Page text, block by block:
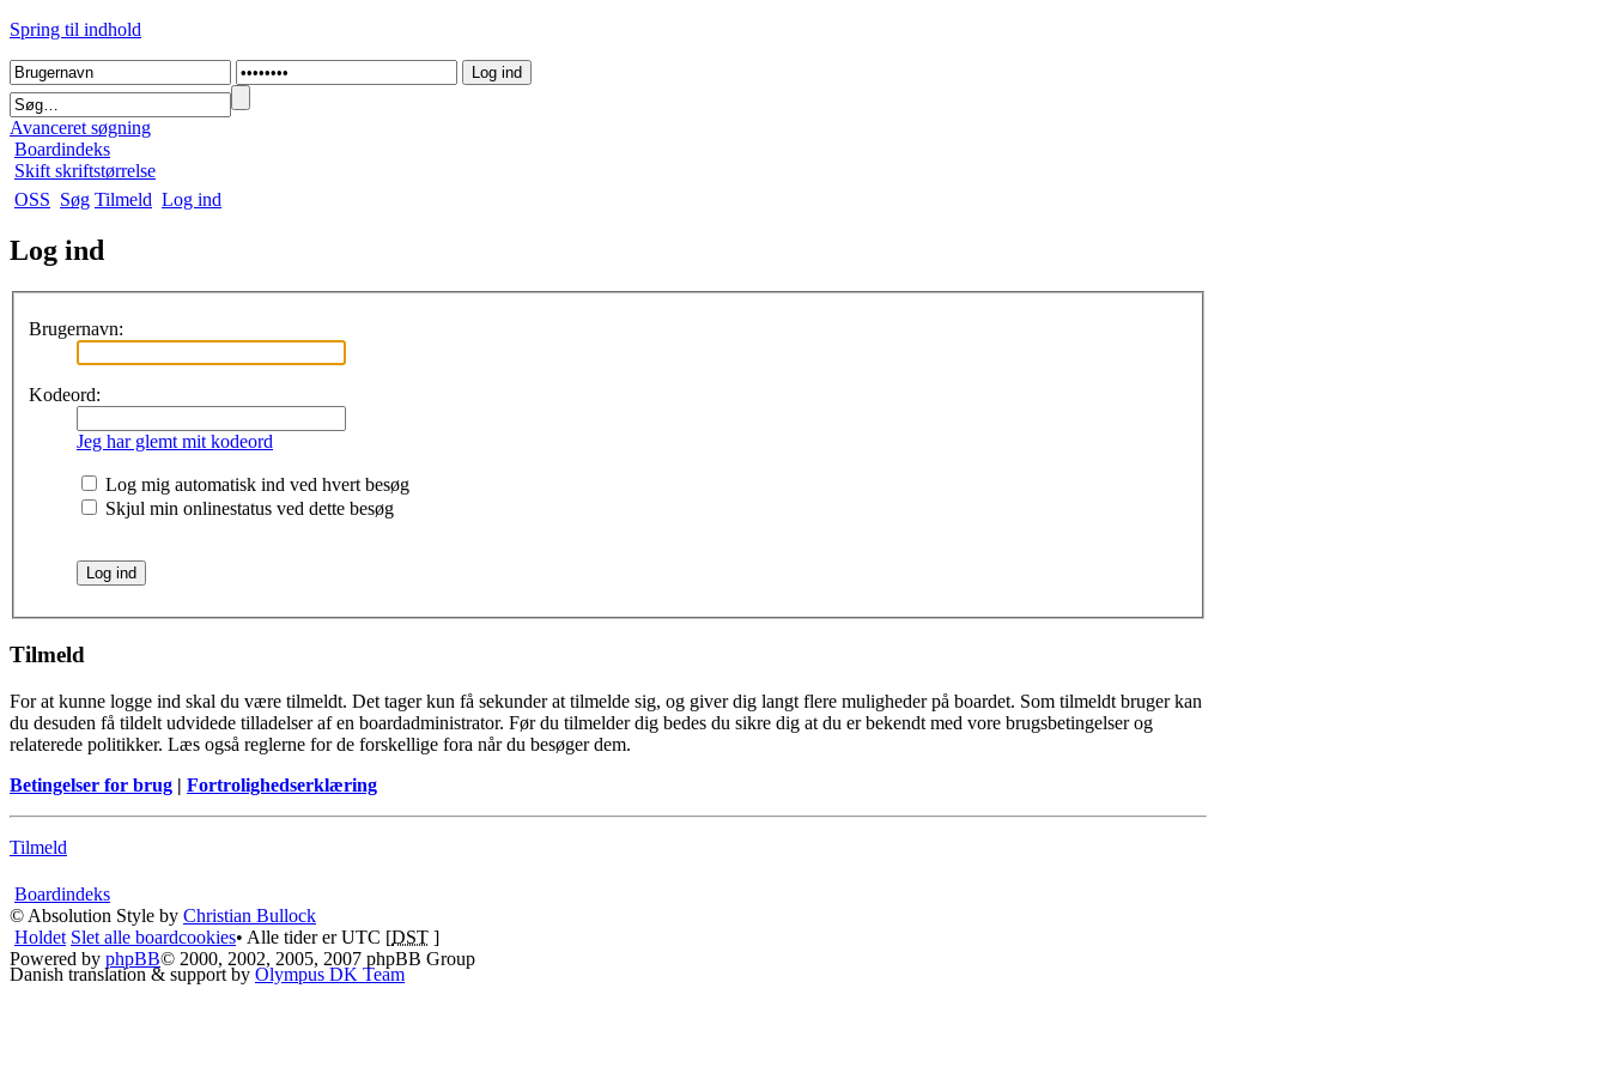
Spring til indhold
Avanceret søgning
Boardindeks
Skift skriftstørrelse
OSS Søg Tilmeld Log ind
Log ind
Brugernavn:
Kodeord:
Jeg har glemt mit kodeord
Log mig automatisk ind ved hvert besøg
Skjul min onlinestatus ved dette besøg
Tilmeld
For at kunne logge ind skal du være tilmeldt. Det tager kun få sekunder at tilmelde sig, og giver dig langt flere muligheder på boardet. Som tilmeldt bruger kan
du desuden få tildelt udvidede tilladelser af en boardadministrator. Før du tilmelder dig bedes du sikre dig at du er bekendt med vore brugsbetingelser og
relaterede politikker. Læs også reglerne for de forskellige fora når du besøger dem.
Betingelser for brug | Fortrolighedserklæring
Tilmeld
Boardindeks
© Absolution Style by Christian Bullock
Holdet Slet alle boardcookies• Alle tider er UTC [DST ]
Powered by phpBB© 2000, 2002, 2005, 2007 phpBB Group
Danish translation & support by Olympus DK Team